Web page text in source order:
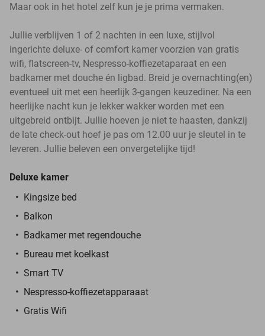
Maar ook in het hotel zelf kun je je prima vermaken.
Jullie verblijven 1 of 2 nachten in een luxe, stijlvol
ingerichte deluxe- of comfort kamer voorzien van gratis
wifi, flatscreen-tv, Nespresso-koffiezetaparaat en een
badkamer met douche én ligbad. Breid je overnachting(en)
eventueel uit met een heerlijk 3-gangen keuzediner. Na een
heerlijke nacht kun je lekker wakker worden met een
uitgebreid ontbijt. Jullie hoeven je niet te haasten, dankzij
de late check-out hoef je pas om 12.00 uur je sleutel in te
leveren. Jullie beleven een onvergetelijke tijd!
Deluxe kamer
Kingsize bed
Balkon
Badkamer met regendouche
Bureau met koelkast
Smart TV
Nespresso-koffiezetapparaaat
Gratis Wifi